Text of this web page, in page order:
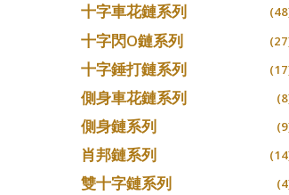
十字車花鏈系列
十字閃O鏈系列
十字錘打鏈系列
側身車花鏈系列
側身鏈系列
肖邦鏈系列
雙十字鏈系列